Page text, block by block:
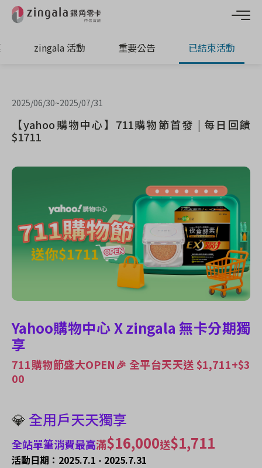
zingala 活動 重要公告 已結束活動
2025/06/30~2025/07/31
【yahoo購物中心】711購物節首發 | 每日回饋
$1711
Yahoo購物中心 X zingala 無卡分期獨
享
711購物節盛大OPEN🎉 全平台天天送 $1,711+$3
00
💎 全用戶天天獨享
全站單筆消費最高滿$16,000送$1,711
活動日期：2025.7.1 - 2025.7.31